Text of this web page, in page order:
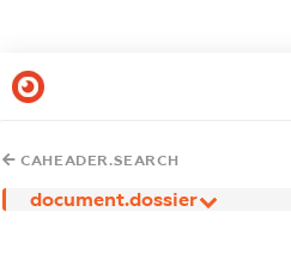
CAHEADER.SEARCH
document.dossier